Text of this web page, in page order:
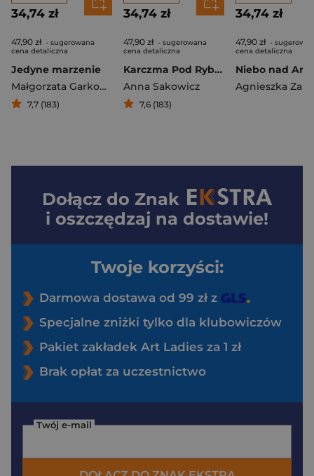
34,74 zł
47,90 zł - sugerowana
cena detaliczna
Jedyne marzenie
Małgorzata Garkowska
7,7 (183)
34,74 zł
47,90 zł - sugerowana
cena detaliczna
Karczma Pod Rybim Łbem
Anna Sakowicz
7,6 (183)
34,74 zł
47,90 zł -
cena detaliczna
Dołącz do Znak
i oszczędzaj na dostawie!
Twoje korzyści:
Darmowa dostawa od 99 zł z
Specjalne zniżki tylko dla klubowiczów
Pakiet zakładek Art Ladies za 1 zł
Brak opłat za uczestnictwo
Twój e-mail